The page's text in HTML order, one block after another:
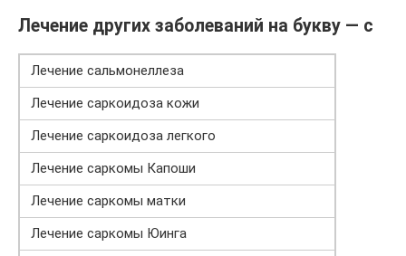
Лечение других заболеваний на букву — с
Лечение сальмонеллеза
Лечение саркоидоза кожи
Лечение саркоидоза легкого
Лечение саркомы Капоши
Лечение саркомы матки
Лечение саркомы Юинга